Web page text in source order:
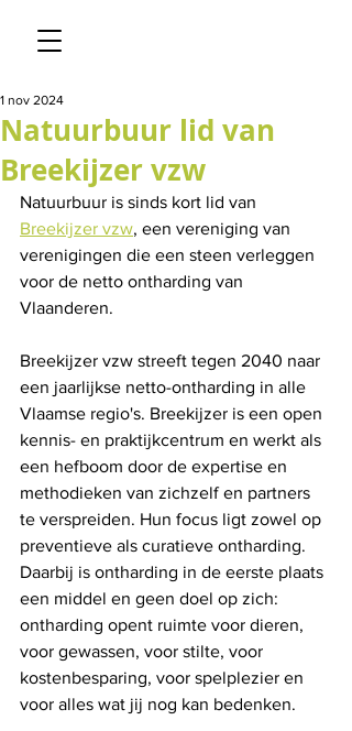
Natuurbuur lid van
Breekijzer vzw
1 nov 2024
Natuurbuur is sinds kort lid van
Breekijzer vzw, een vereniging van
verenigingen die een steen verleggen
voor de netto ontharding van
Vlaanderen.
Breekijzer vzw streeft tegen 2040 naar
een jaarlijkse netto-ontharding in alle
Vlaamse regio's. Breekijzer is een open
kennis- en praktijkcentrum en werkt als
een hefboom door de expertise en
methodieken van zichzelf en partners
te verspreiden. Hun focus ligt zowel op
preventieve als curatieve ontharding.
Daarbij is ontharding in de eerste plaats
een middel en geen doel op zich:
ontharding opent ruimte voor dieren,
voor gewassen, voor stilte, voor
kostenbesparing, voor spelplezier en
voor alles wat jij nog kan bedenken.